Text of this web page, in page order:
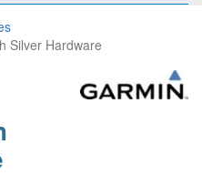
Silver Hardware